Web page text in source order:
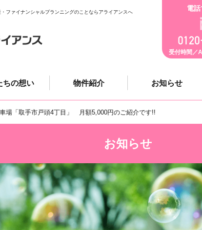
ファイナンシャルプランニングのことならアライアンスへ 電
受付時間／
ちの想い 物件紹介 お知らせ
場「取手市戸頭4丁目」 月額5,000円のご紹介です!!
お知らせ